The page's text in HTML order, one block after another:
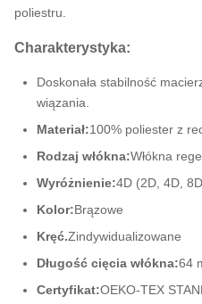
poliestru.
Charakterystyka:
Doskonała stabilność
wiązania
Materiał:100% poliester z
Rodzaj włókna:Włókna
Wyróżnienie:4D (2D, 4D,
Kolor:Brązowe
Kręć.Zindywidualizowane
Długość cięcia włókna:64
Certyfikat:OEKO-TEX